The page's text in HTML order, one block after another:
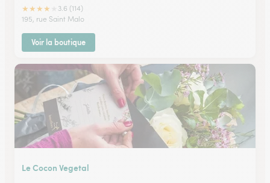
★★★★
3.6 (114)
195, rue Saint Malo
Voir la boutique
Le Cocon Vegetal